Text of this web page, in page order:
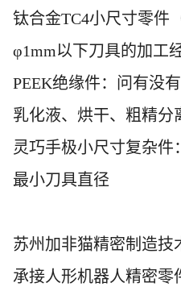
钛合金TC4小尺寸零件
φ1mm以下刀具的加工
PEEK绝缘件：问有没
乳化液、烘干、粗精分
灵巧手极小尺寸复杂件
最小刀具直径
苏州加非猫精密制 造技
承接人形机器人精密零